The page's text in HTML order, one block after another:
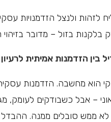
לזהות ולנצל הזדמנויות
בלקנות בזול – מדובר
בין הזדמנות אמיתית
הוא מחשבה. הזדמנות
– אבל כשבודקים לעומק,
לא ממש סובלים ממנה.